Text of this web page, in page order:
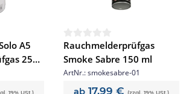
A5
250
19% USt.)
Rauchmelderprüfgas
Smoke Sabre 150 ml
ArtNr.:smokesabre-01
ab 17,99 € (zzgl. 19% USt.)